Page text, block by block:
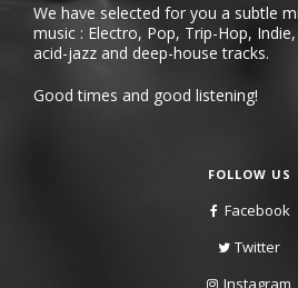
We have selected for you a subtle
music : Electro, Pop, Trip-Hop,
acid-jazz and deep-house tracks.
Good times and good listening!
FOLLOW US
Facebook
Twitter
Instagram